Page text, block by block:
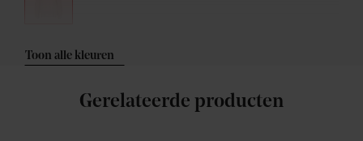
Toon alle kleuren
Gerelateerde producten